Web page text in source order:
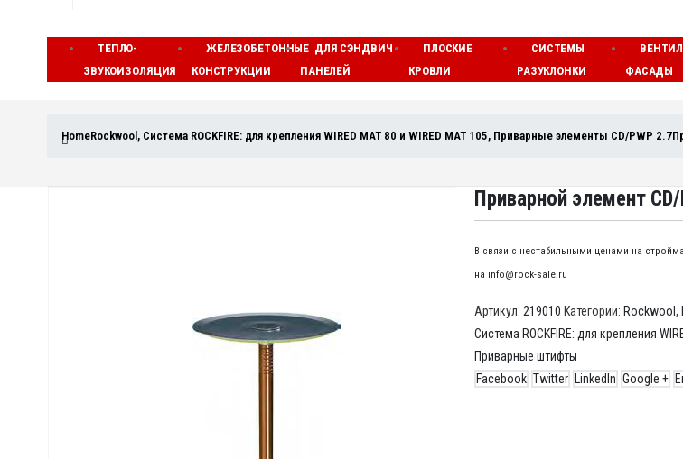
ТЕПЛО-
ЗВУКОИЗОЛЯЦИЯ
ЖЕЛЕЗОБЕТОННЫЕ
КОНСТРУКЦИИ
ДЛЯ СЭНДВИЧ
ПАНЕЛЕЙ
ПЛОСКИЕ
КРОВЛИ
СИСТЕМЫ
РАЗУКЛОНКИ
ФАСАДЫ
HomeRockwool , Система ROCKFIRE: для крепления WIRED MAT 80 и WIRED MAT 105, Приварные элементы CD/PWP 2.7
Приварной элемент
В связи с нестабильными ценами на
на info@rock-sale.ru
Артикул: 219010 Категории: Rockwool ,
Система ROCKFIRE: для крепления
Приварные штифты
Facebook Twitter LinkedIn Google +